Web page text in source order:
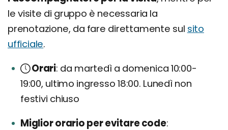
le visite di gruppo è necessaria la
prenotazione, da fare direttamente sul sito
ufficiale.
Orari da martedì a domenica 10:00-
19:00, ultimo ingresso 18:00. Lunedì non
festivi chiuso
Miglior orario per evitare code